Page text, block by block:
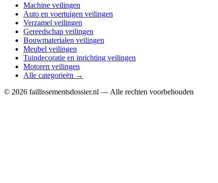
Machine veilingen
Auto en voertuigen veilingen
Verzamel veilingen
Gereedschap veilingen
Bouwmaterialen veilingen
Meubel veilingen
Tuindecoratie en inrichting veilingen
Motoren veilingen
Alle categorieën →
© 2026 faillissementsdossier.nl — Alle rechten voorbehouden